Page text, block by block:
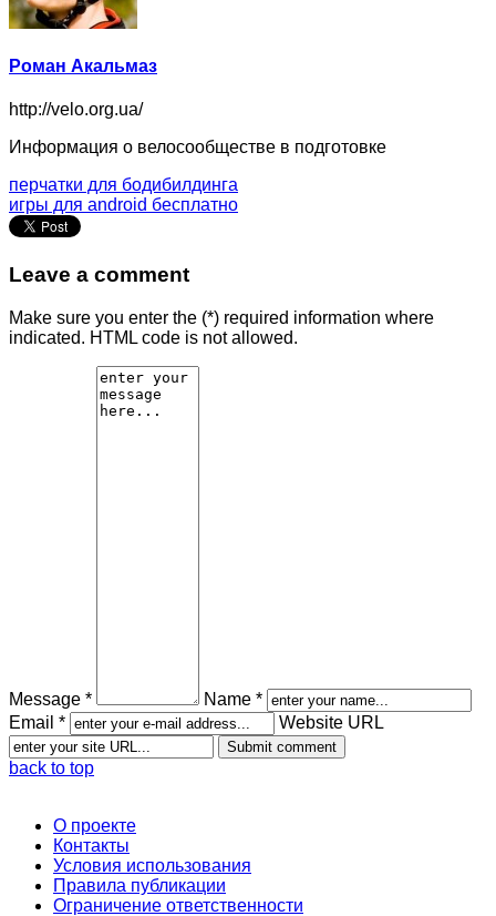
Роман Акальмаз
http://velo.org.ua/
Информация о велосообществе в подготовке
перчатки для бодибилдинга
игры для android бесплатно
Leave a comment
Make sure you enter the (*) required information where
indicated. HTML code is not allowed.
Message *
Name *
Email *
Website URL
back to top
О проекте
Контакты
Условия использования
Правила публикации
Ограничение ответственности